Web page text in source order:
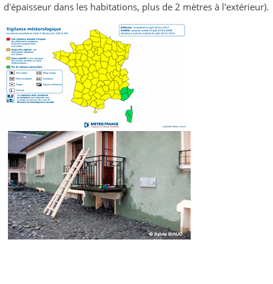
d'épaisseur dans les habitations, plus de 2 mètres à l'extérieur).